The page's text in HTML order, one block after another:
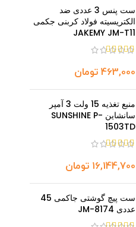
ست پنس 3 عددی ضد
الکتریسیته فولاد کربنی جکمی
JAKEMY JM-T11
تومان
منبع تغذیه 15 ولت 3 آمپر
سانشاین SUNSHINE P-
1503TD
تومان
ست پیچ گوشتی جاکمی 45
عددی JM-8174